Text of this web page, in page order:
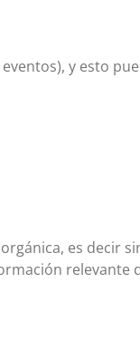
y esto
es decir
relevante